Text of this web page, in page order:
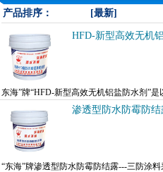
建
定
信
产品排序： [最新]
HFD-新型高效无机
东海”牌“HFD-新型高效无机铝盐防水剂”
用，在砂浆凝结硬化的过程中，生成复盐
渗透型防水防霉防
“东海”牌渗透型防水防霉防结露---三防涂